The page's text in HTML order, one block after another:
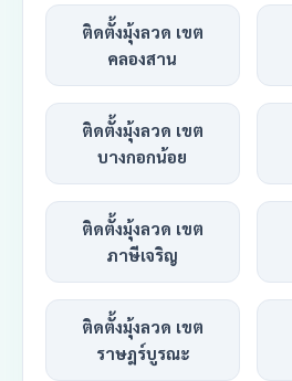
ติดตั้งมุ้งลวด เขต
คลองสาน
ติดตั้งมุ้งลวด เขต
บางกอกน้อย
ติดตั้งมุ้งลวด เขต
ภาษีเจริญ
ติดตั้งมุ้งลวด เขต
ราษฎร์บูรณะ